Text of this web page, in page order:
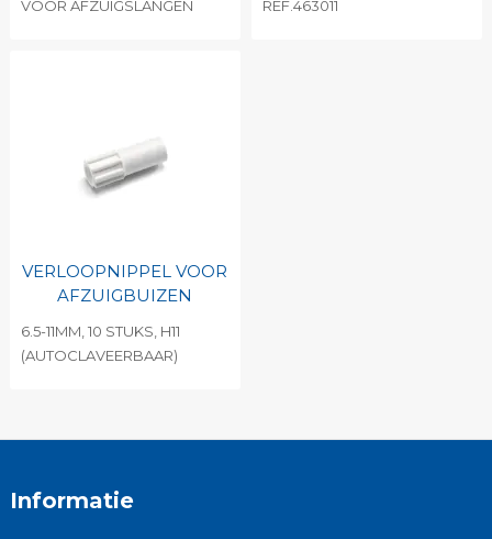
VOOR AFZUIGSLANGEN REF.463011
VERLOOPNIPPEL VOOR
AFZUIGBUIZEN
6.5-11MM, 10 STUKS, H11
(AUTOCLAVEERBAAR)
Informatie